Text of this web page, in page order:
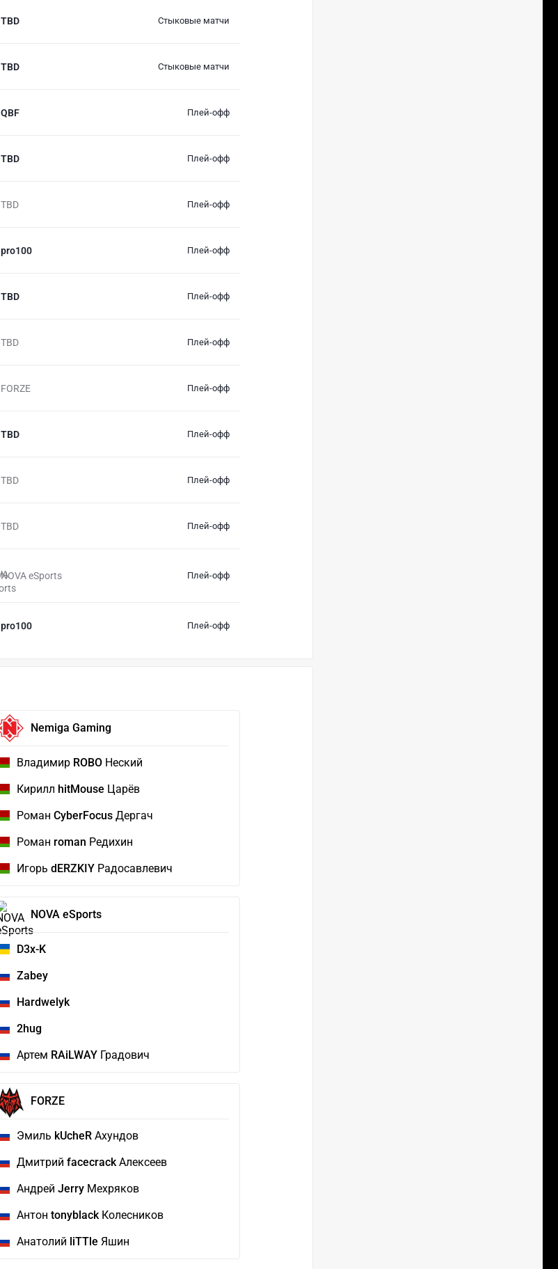
TBD Стыковые матчи
TBD Стыковые матчи
QBF Плей-офф
TBD Плей-офф
TBD Плей-офф
pro100 Плей-офф
TBD Плей-офф
TBD Плей-офф
FORZE Плей-офф
TBD Плей-офф
TBD Плей-офф
TBD Плей-офф
NOVA eSports Плей-офф
pro100 Плей-офф
Nemiga Gaming
Владимир ROBOНеский
Кирилл hitMouse Царёв
Роман CyberFocusДергач
Роман roman Редихин
Игорь dERZKIYРадосавлевич
NOVA eSports
D3x-K
Zabey
Hardwelyk
2hug
Артем RAiLWAYГрадович
FORZE
Эмиль kUcheRАхундов
Дмитрий facecrackАлексеев
Андрей JerryМехряков
Антон tonyblackКолесников
Анатолий liTTle Яшин